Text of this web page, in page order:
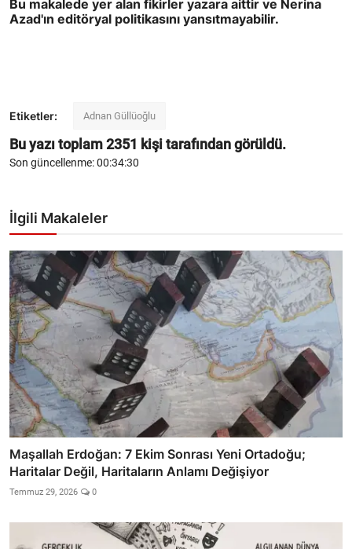
Bu makalede yer alan fikirler yazara aittir ve Nerina
Azad'ın editöryal politikasını yansıtmayabilir.
Etiketler: Adnan Güllüoğlu
Bu yazı toplam2351 kişi tarafından görüldü.
Son güncellenme: 00:34:30
İlgili Makaleler
Maşallah Erdoğan: 7 Ekim Sonrası Yeni Ortadoğu;
Haritalar Değil, Haritaların Anlamı Değişiyor
Temmuz 29, 2026 0